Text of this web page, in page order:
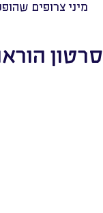
מיני צרופים
סרטון